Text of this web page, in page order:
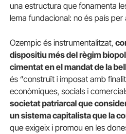
una estructura que fonamenta
lema fundacional: no és país per
Ozempic és instrumentalitzat,
dispositiu més del règim
cimentat en el mandat de la
és “construït i imposat amb
econòmiques, socials i
societat patriarcal que
un sistema capitalista que la
que exigeix i promou en les